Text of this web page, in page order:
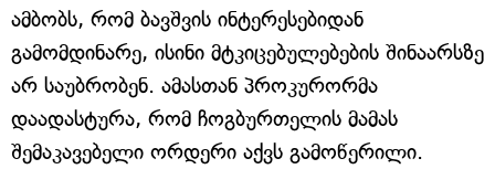
ამბობს, რომ ბავშვის ინტერესებიდან
გამომდინარე, ისინი მტკიცებულებების შინაარსზე
არ საუბრობენ. ამასთან პროკურორმა
დაადასტურა, რომ ჩოგბურთელის მამას
შემაკავებელი ორდერი აქვს გამოწერილი.